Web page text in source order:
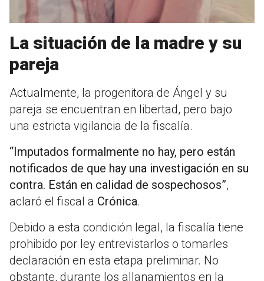
La situación de la madre y su
pareja
Actualmente, la progenitora de Ángel y su
pareja se encuentran en libertad, pero bajo
una estricta vigilancia de la fiscalía.
“Imputados formalmente no hay, pero están
notificados de que hay una investigación en su
contra. Están en calidad de sospechosos”,
aclaró el fiscal a Crónica.
Debido a esta condición legal, la fiscalía tiene
prohibido por ley entrevistarlos o tomarles
declaración en esta etapa preliminar. No
obstante, durante los allanamientos en la